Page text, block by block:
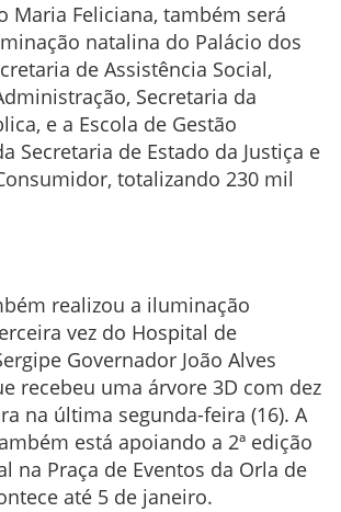
Maria Feliciana, também será
natalina do Palácio dos
de Assistência Social,
Secretaria da
e a Escola de Gestão
Secretaria de Estado da Justiça e
totalizando 230 mil
realizou a iluminação
vez do Hospital de
Governador João Alves
recebeu uma árvore 3D com dez
na última segunda-feira (16). A
está apoiando a 2ª edição
na Praça de Eventos da Orla de
até 5 de janeiro.